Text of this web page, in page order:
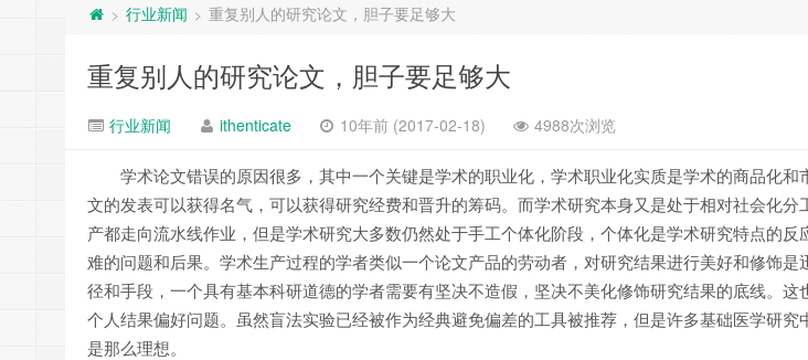
> 行业新闻 > 重复别人的研究论文，胆子要足够大
重复别人的研究论文，胆子要足够大
行业新闻 ithenticate 10年前 (2017-02-18) 4988次浏览
学术论文错误的原因很多，其中一个关键是学术的职业化，学术职业化实质是学术的商品化和
文的发表可以获得名气，可以获得研究经费和晋升的筹码。而学术研究本身又是处于相对社会化分
产都走向流水线作业，但是学术研究大多数仍然处于手工个体化阶段，个体化是学术研究特点的反
难的问题和后果。学术生产过程的学者类似一个论文产品的劳动者，对研究结果进行美好和修饰是
径和手段，一个具有基本科研道德的学者需要有坚决不造假，坚决不美化修饰研究结果的底线。这
个人结果偏好问题。虽然盲法实验已经被作为经典避免偏差的工具被推荐，但是许多基础医学研究
是那么理想。